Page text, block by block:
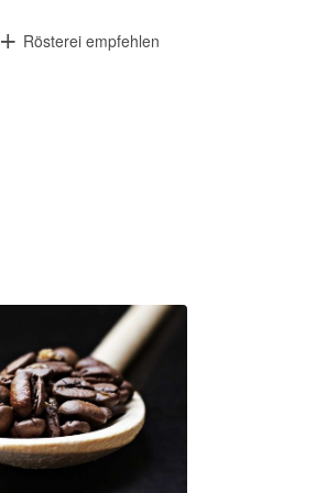
Rösterei empfehlen